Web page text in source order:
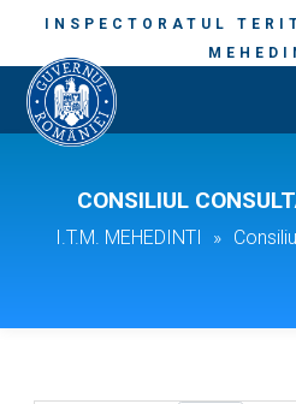
INSPECTORATUL
CONSILIUL
I.T.M. MEHEDINTI »